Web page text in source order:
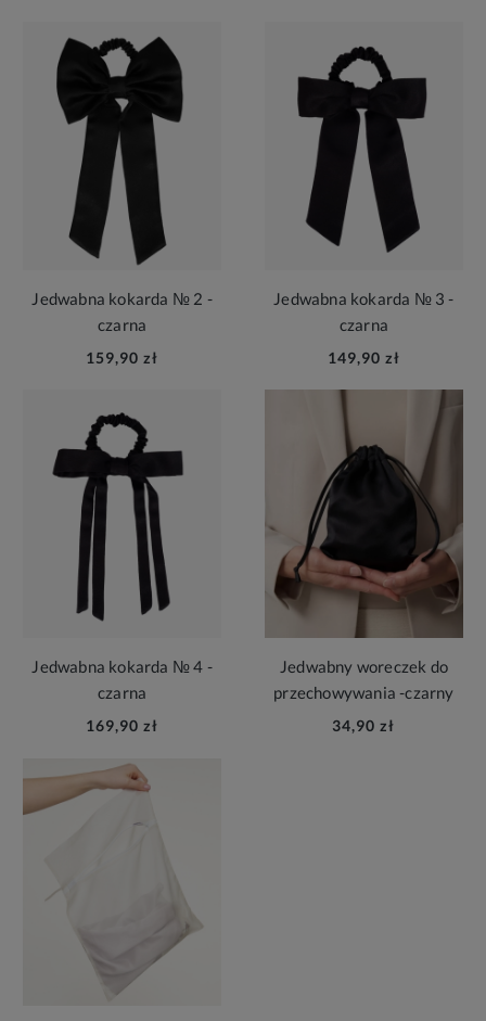
Jedwabna kokarda № 2 -
czarna
159,90 zł
Jedwabna kokarda № 3 -
czarna
149,90 zł
Jedwabna kokarda № 4 -
czarna
169,90 zł
Jedwabny woreczek do
przechowywania -czarny
34,90 zł